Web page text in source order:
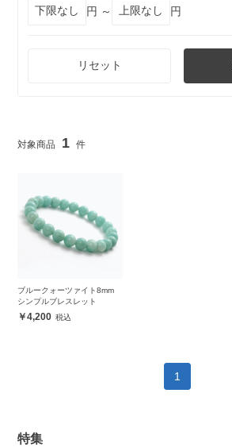
円 ～
円
リセット
1
ブルークォーツァイト8mm
シンプルブレスレット
4,200
1
特集